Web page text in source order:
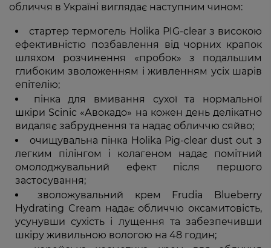
обличчя в Україні виглядає наступним чином:
стартер термогель Holika PIG-clear з високою
ефективністю позбавлення від чорних крапок
шляхом розчинення «пробок» з подальшим
глибоким зволоженням і живленням усіх шарів
епітелію;
пінка для вмивання сухої та нормальної
шкіри Scinic «Авокадо» на кожен день делікатно
видаляє забруднення та надає обличчю сяйво;
очищувальна пінка Holika Pig-clear dust out з
легким пілінгом і колагеном надає помітний
омолоджувальний ефект після першого
застосування;
зволожувальний крем Frudia Blueberry
Hydrating Cream надає обличчю оксамитовість,
усунувши сухість і лущення та забезпечивши
шкіру живильною вологою на 48 годин;